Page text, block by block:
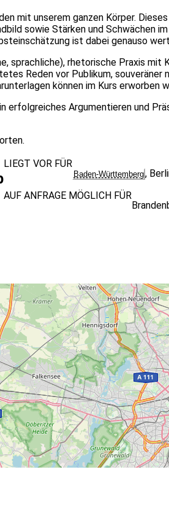
mit unserem ganzen Körper.
sowie Stärken und Schwächen
ist dabei genauso
sprachliche), rhetorische Praxis
Reden vor Publikum,
können im Kurs erworben
erfolgreiches Argumentieren und
LIEGT VOR FÜR
Baden-Württemberg,
AUF ANFRAGE MÖGLICH FÜR